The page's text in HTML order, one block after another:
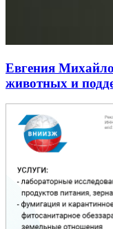
Евгения
животных и